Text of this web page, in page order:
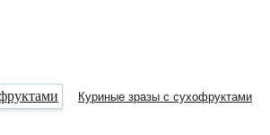
Куриные зразы с сухофруктами